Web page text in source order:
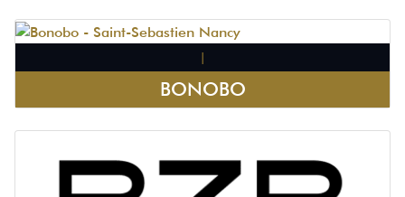
|
BONOBO